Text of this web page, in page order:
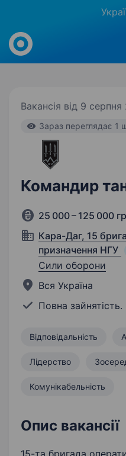
Work.ua
Вакансія від 9
Зараз переглядає 1
Командир
25 000 – 125 000
Кара-Даг, 15
призначення НГУ
Сили оборони
Вся Україна
Повна зайнятість.
Відповідальність
Лідерство
Комунікабельність
Опис вакансії